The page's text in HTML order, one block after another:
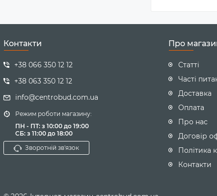
"Пристроями
Контакти
+38 066 350 12 12
+38 063 350 12 12
info@centrobud.com.ua
Режим роботи магазину:
ПН - ПТ: з 10:00 до 19:00
CБ: з 11:00 до 18:00
Зворотній зв'язок
Про
Статті
Часті
Доставка
Оплата
Про нас
Договір
Політика
Контакти